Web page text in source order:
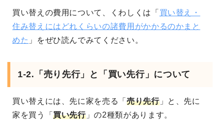
買い替えの費用について、くわしくは「 買い替え・
住み替えにはどれくらいの諸費用がかかるのかまと
めた 」をぜひ読んでみてください。
1-2.「売り先行」と「買い先行」について
買い替えには、先に家を売る「 売り先行」と、先に
家を買う「買い先行」の2種類があります。